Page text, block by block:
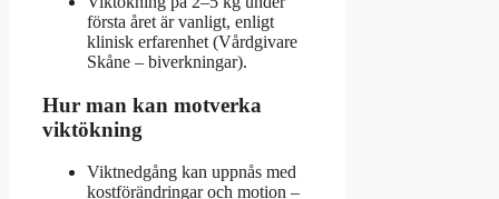
första året är vanligt, enligt
klinisk erfarenhet (Vårdgivare
Skåne – biverkningar).
Hur man kan motverka
viktökning
Viktnedgång kan uppnås med
kostförändringar och motion –